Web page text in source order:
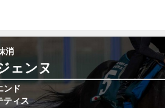
消
ェンヌ
ンド
ティス